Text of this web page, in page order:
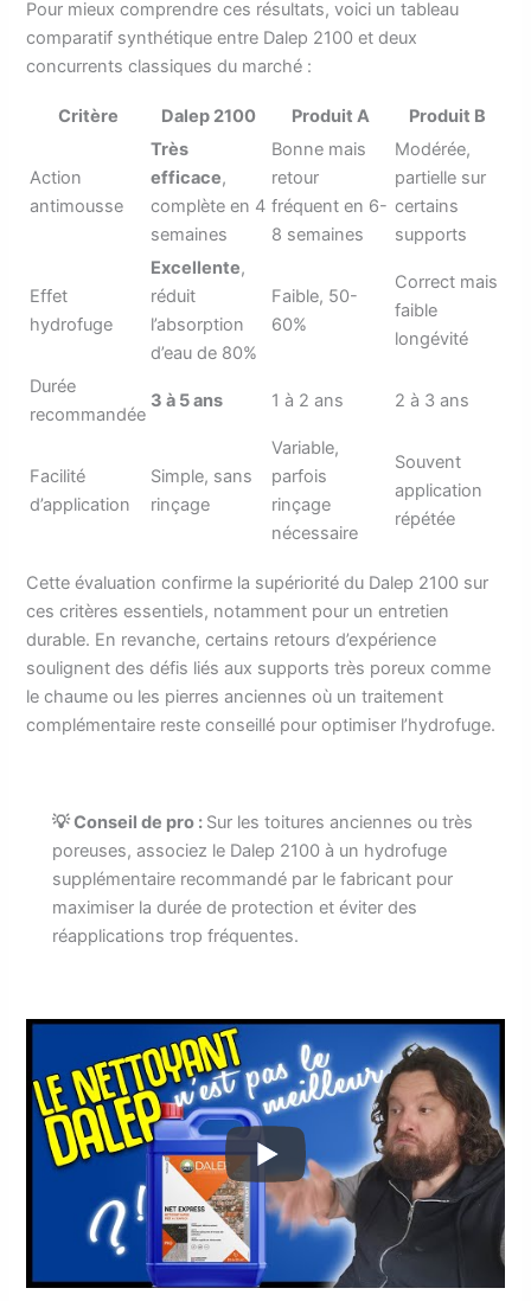
Pour mieux comprendre ces résultats, voici un tableau
comparatif synthétique entre Dalep 2100 et deux
concurrents classiques du marché :
Critère Dalep 2100 Produit A Produit B
Action
antimousse
Très
efficace,
complète en 4
semaines
Bonne mais
retour
fréquent en 6-
8 semaines
Modérée,
partielle sur
certains
supports
Effet
hydrofuge
Excellente,
réduit
l’absorption
d’eau de 80%
Faible, 50-
60%
Correct mais
faible
longévité
Durée
recommandée
3 à 5 ans 1 à 2 ans 2 à 3 ans
Facilité
d’application
Simple, sans
rinçage
Variable,
parfois
rinçage
nécessaire
Souvent
application
répétée
Cette évaluation confirme la supériorité du Dalep 2100 sur
ces critères essentiels, notamment pour un entretien
durable. En revanche, certains retours d’expérience
soulignent des défis liés aux supports très poreux comme
le chaume ou les pierres anciennes où un traitement
complémentaire reste conseillé pour optimiser l’hydrofuge.
💡 Conseil de pro : Sur les toitures anciennes ou très
poreuses, associez le Dalep 2100 à un hydrofuge
supplémentaire recommandé par le fabricant pour
maximiser la durée de protection et éviter des
réapplications trop fréquentes.